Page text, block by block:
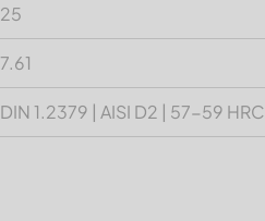
25
7.61
DIN 1.2379 | AISI D2 | 57-59 HRC